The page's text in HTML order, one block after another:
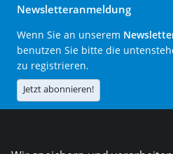
Newsletteranmeldung
Wenn Sie an unserem
benutzen Sie bitte die
zu registrieren.
Jetzt abonnieren!